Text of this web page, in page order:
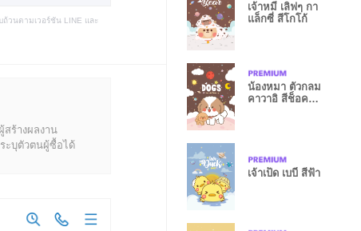
วนตามเวอร์ชัน LINE และ
สร้างผลงาน
ะบุตัวตนผู้ซื้อได้
เจ้าหมี เลิฟๆ กา
แล็กซี่ สีโกโก้
น้องหมา ตัวกลม
คาวาอิ สีช็อคโก
เจ้าเป็ด เบบี๋ สีฟ้า